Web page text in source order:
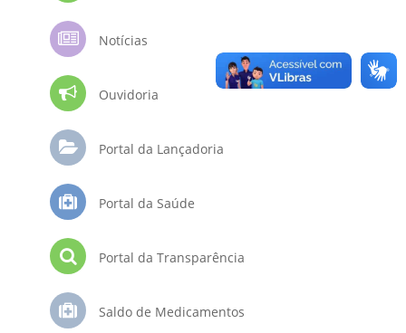
Notícias
Ouvidoria
Portal da Lançadoria
Portal da Saúde
Portal da Transparência
Saldo de Medicamentos